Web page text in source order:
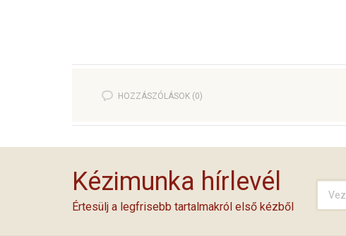
HOZZÁSZÓLÁSOK (0)
Kézimunka hírlevél
Értesülj a legfrisebb tartalmakról első kézből